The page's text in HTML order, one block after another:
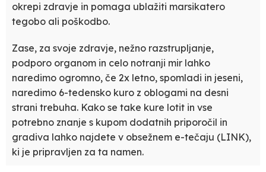
okrepi zdravje in pomaga ublažiti marsikatero
tegobo ali poškodbo.
Zase, za svoje zdravje, nežno razstrupljanje,
podporo organom in celo notranji mir lahko
naredimo ogromno, če 2x letno, spomladi in jeseni,
naredimo 6-tedensko kuro z oblogami na desni
strani trebuha. Kako se take kure lotit in vse
potrebno znanje s kupom dodatnih priporočil in
gradiva lahko najdete v obsežnem e-tečaju (LINK),
ki je pripravljen za ta namen.